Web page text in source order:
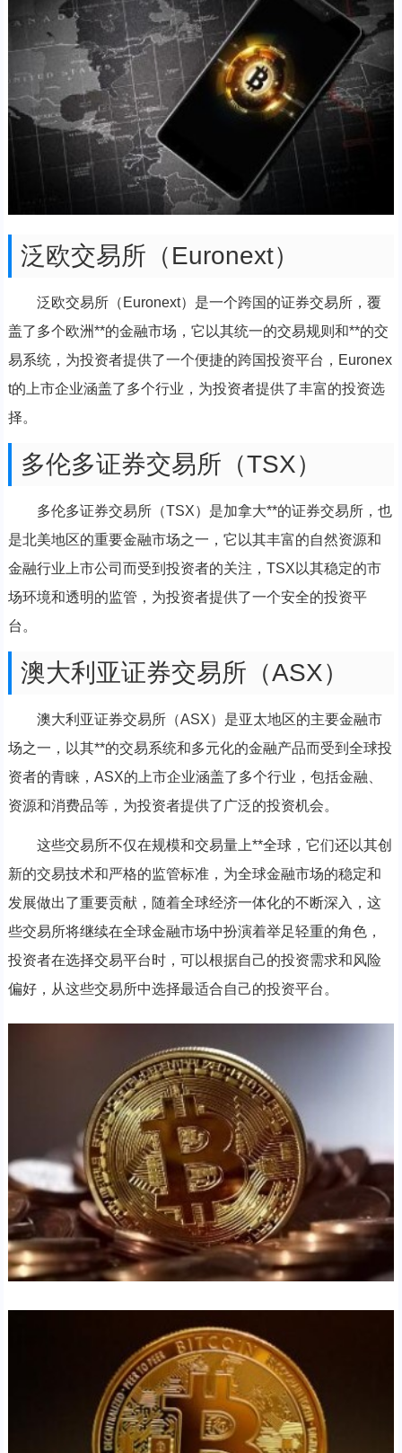
泛欧交易所（Euronext）
泛欧交易所（Euronext）是一个跨国的证券交易所，覆
盖了多个欧洲**的金融市场，它以其统一的交易规则和**的交
易系统，为投资者提供了一个便捷的跨国投资平台，Euronex
t的上市企业涵盖了多个行业，为投资者提供了丰富的投资选
择。
多伦多证券交易所（TSX）
多伦多证券交易所（TSX）是加拿大**的证券交易所，也
是北美地区的重要金融市场之一，它以其丰富的自然资源和
金融行业上市公司而受到投资者的关注，TSX以其稳定的市
场环境和透明的监管，为投资者提供了一个安全的投资平
台。
澳大利亚证券交易所（ASX）
澳大利亚证券交易所（ASX）是亚太地区的主要金融市
场之一，以其**的交易系统和多元化的金融产品而受到全球投
资者的青睐，ASX的上市企业涵盖了多个行业，包括金融、
资源和消费品等，为投资者提供了广泛的投资机会。
这些交易所不仅在规模和交易量上**全球，它们还以其创
新的交易技术和严格的监管标准，为全球金融市场的稳定和
发展做出了重要贡献，随着全球经济一体化的不断深入，这
些交易所将继续在全球金融市场中扮演着举足轻重的角色，
投资者在选择交易平台时，可以根据自己的投资需求和风险
偏好，从这些交易所中选择最适合自己的投资平台。